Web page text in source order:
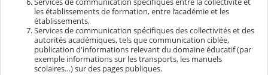
les établissements de formation, entre l’académie et les
établissements,
Services de communication spécifiques des collectivités et des
autorités académiques, tels que communication ciblée,
publication d'informations relevant du domaine éducatif (par
exemple informations sur les transports, les manuels
scolaires…) sur des pages publiques.